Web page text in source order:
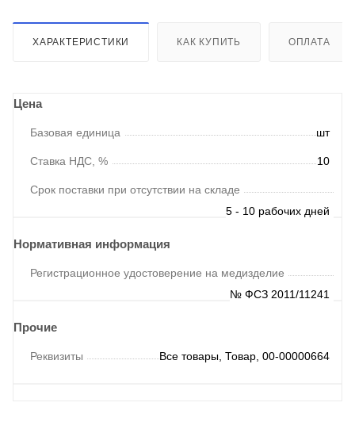
ХАРАКТЕРИСТИКИ КАК КУПИТЬ ОПЛАТА
Цена
Базовая единица шт
Ставка НДС, % 10
Срок поставки при отсутствии на складе
5 - 10 рабочих дней
Нормативная информация
Регистрационное удостоверение на медизделие
№ ФСЗ 2011/11241
Прочие
Реквизиты Все товары, Товар, 00-00000664